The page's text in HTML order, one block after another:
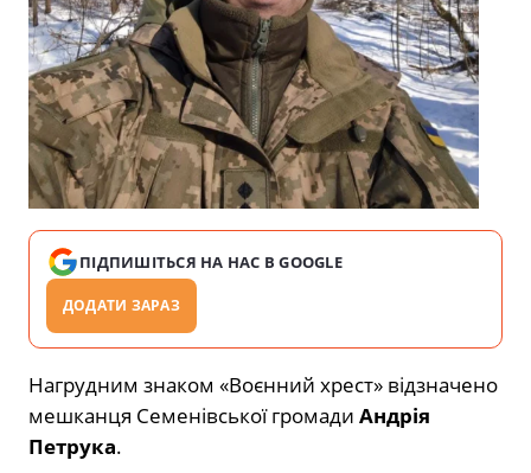
ПІДПИШІТЬСЯ НА НАС В GOOGLE
ДОДАТИ ЗАРАЗ
Нагрудним знаком «Воєнний хрест» відзначено
мешканця Семенівської громади Андрія
Петрука.